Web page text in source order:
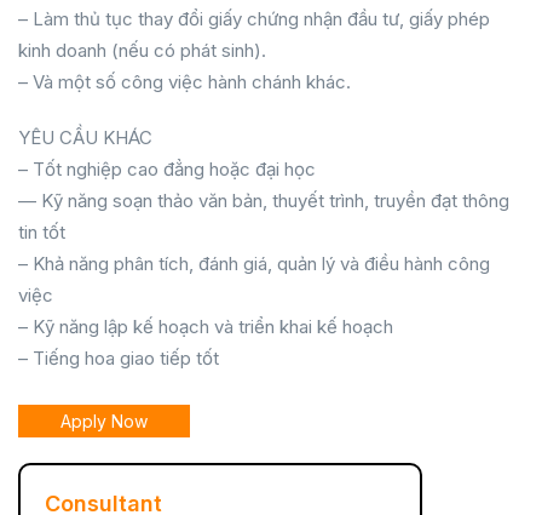
– Làm thủ tục thay đổi giấy chứng nhận đầu tư, giấy phép
kinh doanh (nếu có phát sinh).
– Và một số công việc hành chánh khác.
YÊU CẦU KHÁC
– Tốt nghiệp cao đẳng hoặc đại học
— Kỹ năng soạn thảo văn bản, thuyết trình, truyền đạt thông
tin tốt
– Khả năng phân tích, đánh giá, quản lý và điều hành công
việc
– Kỹ năng lập kế hoạch và triển khai kế hoạch
– Tiếng hoa giao tiếp tốt
Apply Now
Consultant